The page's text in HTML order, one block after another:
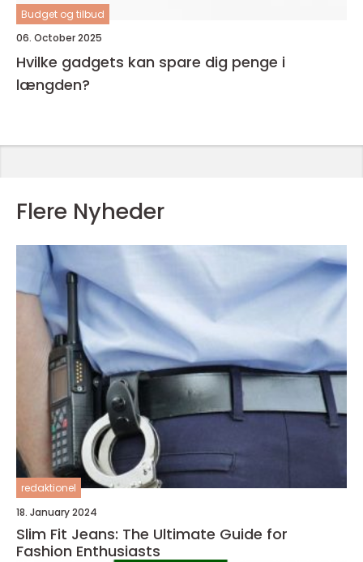
Budget og tilbud
06. October 2025
Hvilke gadgets kan spare dig penge i
længden?
Flere Nyheder
redaktionel
18. January 2024
Slim Fit Jeans: The Ultimate Guide for
Fashion Enthusiasts